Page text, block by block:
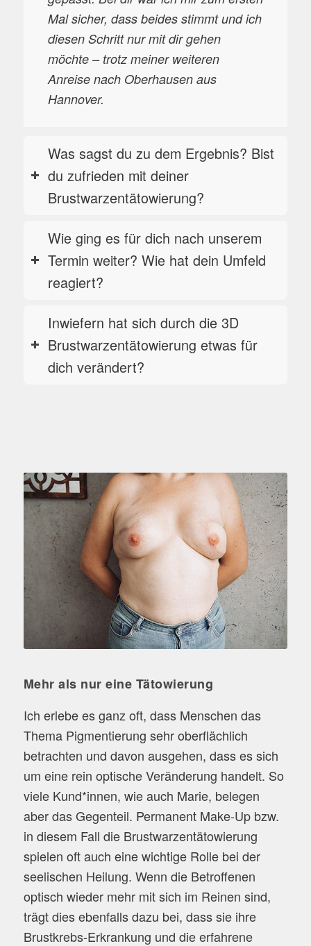
Mal sicher, dass beides stimmt und ich
diesen Schritt nur mit dir gehen
möchte – trotz meiner weiteren
Anreise nach Oberhausen aus
Hannover.
Was sagst du zu dem Ergebnis? Bist
du zufrieden mit deiner
Brustwarzentätowierung?
Wie ging es für dich nach unserem
Termin weiter? Wie hat dein Umfeld
reagiert?
Inwiefern hat sich durch die 3D
Brustwarzentätowierung etwas für
dich verändert?
Mehr als nur eine Tätowierung
Ich erlebe es ganz oft, dass Menschen das
Thema Pigmentierung sehr oberflächlich
betrachten und davon ausgehen, dass es sich
um eine rein optische Veränderung handelt. So
viele Kund*innen, wie auch Marie, belegen
aber das Gegenteil. Permanent Make-Up bzw.
in diesem Fall die Brustwarzentätowierung
spielen oft auch eine wichtige Rolle bei der
seelischen Heilung. Wenn die Betroffenen
optisch wieder mehr mit sich im Reinen sind,
trägt dies ebenfalls dazu bei, dass sie ihre
Brustkrebs-Erkrankung und die erfahrene